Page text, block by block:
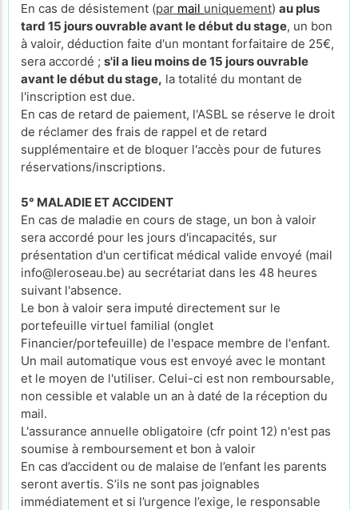
En cas de désistement (par mail uniquement) au plus
tard 15 jours ouvrable avant le début du stage, un bon
à valoir, déduction faite d'un montant forfaitaire de 25€,
sera accordé ; s'il a lieu moins de 15 jours ouvrable
avant le début du stage, la totalité du montant de
l'inscription est due.
En cas de retard de paiement, l'ASBL se réserve le droit
de réclamer des frais de rappel et de retard
supplémentaire et de bloquer l'accès pour de futures
réservations/inscriptions.
5° MALADIE ET ACCIDENT
En cas de maladie en cours de stage, un bon à valoir
sera accordé pour les jours d'incapacités, sur
présentation d'un certificat médical valide envoyé (mail
info@leroseau.be) au secrétariat dans les 48 heures
suivant l'absence.
Le bon à valoir sera imputé directement sur le
portefeuille virtuel familial (onglet
Financier/portefeuille) de l'espace membre de l'enfant.
Un mail automatique vous est envoyé avec le montant
et le moyen de l'utiliser. Celui-ci est non remboursable,
non cessible et valable un an à daté de la réception du
mail.
L'assurance annuelle obligatoire (cfr point 12) n'est pas
soumise à remboursement et bon à valoir
En cas d’accident ou de malaise de l’enfant les parents
seront avertis. S’ils ne sont pas joignables
immédiatement et si l’urgence l’exige, le responsable